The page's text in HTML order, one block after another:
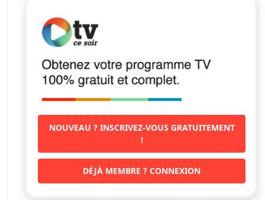
NOUVEAU ? INSCRIVEZ-VOUS GRATUITEMENT
!
DÉJÀ MEMBRE ? CONNEXION